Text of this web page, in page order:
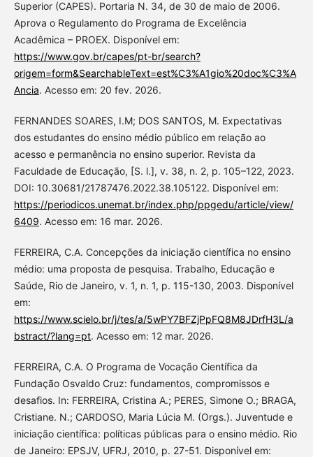
Superior (CAPES). Portaria N. 34, de 30 de maio de 2006.
Aprova o Regulamento do Programa de Excelência
Acadêmica – PROEX. Disponível em:
https://www.gov.br/capes/pt-br/search?
origem=form&SearchableText=est%C3%A1gio%20doc%C3%A
Ancia. Acesso em: 20 fev. 2026.
FERNANDES SOARES, I.M; DOS SANTOS, M. Expectativas
dos estudantes do ensino médio público em relação ao
acesso e permanência no ensino superior. Revista da
Faculdade de Educação, [S. l.], v. 38, n. 2, p. 105–122, 2023.
DOI: 10.30681/21787476.2022.38.105122. Disponível em:
https://periodicos.unemat.br/index.php/ppgedu/article/view/
6409. Acesso em: 16 mar. 2026.
FERREIRA, C.A. Concepções da iniciação científica no ensino
médio: uma proposta de pesquisa. Trabalho, Educação e
Saúde, Rio de Janeiro, v. 1, n. 1, p. 115-130, 2003. Disponível
em:
https://www.scielo.br/j/tes/a/5wPY7BFZjPpFQ8M8JDrfH3L/a
bstract/?lang=pt. Acesso em: 12 mar. 2026.
FERREIRA, C.A. O Programa de Vocação Científica da
Fundação Osvaldo Cruz: fundamentos, compromissos e
desafios. In: FERREIRA, Cristina A.; PERES, Simone O.; BRAGA,
Cristiane. N.; CARDOSO, Maria Lúcia M. (Orgs.). Juventude e
iniciação científica: políticas públicas para o ensino médio. Rio
de Janeiro: EPSJV, UFRJ, 2010, p. 27-51. Disponível em: